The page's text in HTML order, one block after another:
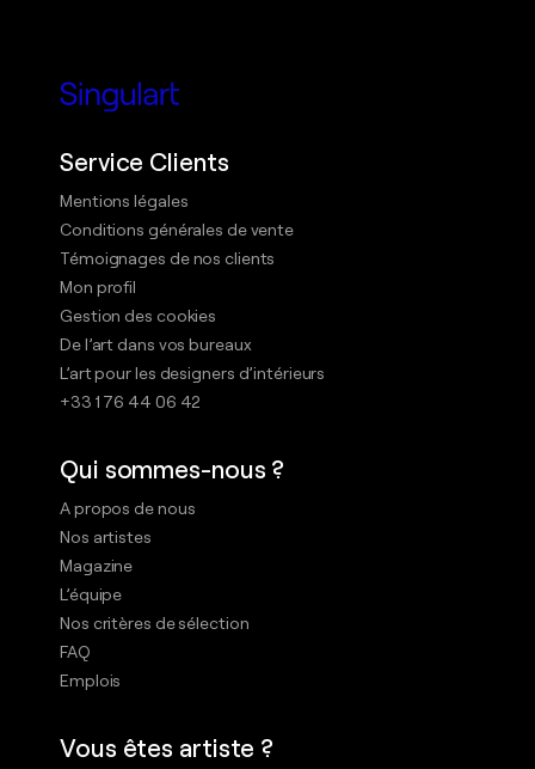
Service Clients
Mentions légales
Conditions générales de vente
Témoignages de nos clients
Mon profil
Gestion des cookies
De l’art dans vos bureaux
L’art pour les designers d’intérieurs
+33 1 76 44 06 42
Qui sommes-nous ?
A propos de nous
Nos artistes
Magazine
L’équipe
Nos critères de sélection
FAQ
Emplois
Vous êtes artiste ?